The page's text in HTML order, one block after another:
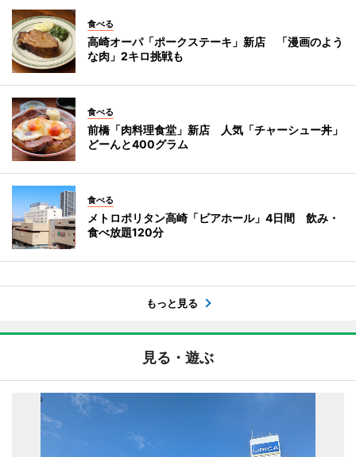
食べる
高崎オーパ「ポークステーキ」新店 「漫画のよう
な肉」2キロ挑戦も
食べる
前橋「肉料理食堂」新店 人気「チャーシュー丼」
どーんと400グラム
食べる
メトロポリタン高崎「ビアホール」4日間 飲み・
食べ放題120分
もっと見る
見る・遊ぶ